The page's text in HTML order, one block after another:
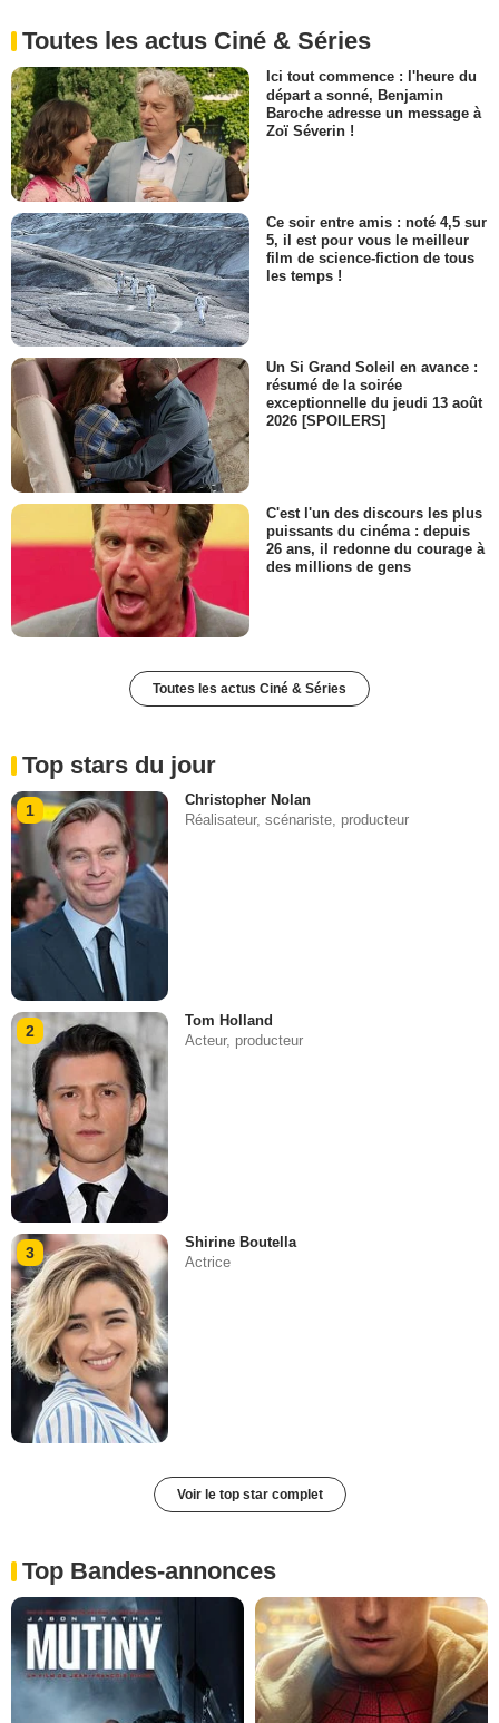
Toutes les actus Ciné & Séries
Ici tout commence : l'heure du
départ a sonné, Benjamin
Baroche adresse un message à
Zoï Séverin !
Ce soir entre amis : noté 4,5 sur
5, il est pour vous le meilleur
film de science-fiction de tous
les temps !
Un Si Grand Soleil en avance :
résumé de la soirée
exceptionnelle du jeudi 13 août
2026 [SPOILERS]
C'est l'un des discours les plus
puissants du cinéma : depuis
26 ans, il redonne du courage à
des millions de gens
Toutes les actus Ciné & Séries
Top stars du jour
1
Christopher Nolan
Réalisateur, scénariste, producteur
2
Tom Holland
Acteur, producteur
3
Shirine Boutella
Actrice
Voir le top star complet
Top Bandes-annonces